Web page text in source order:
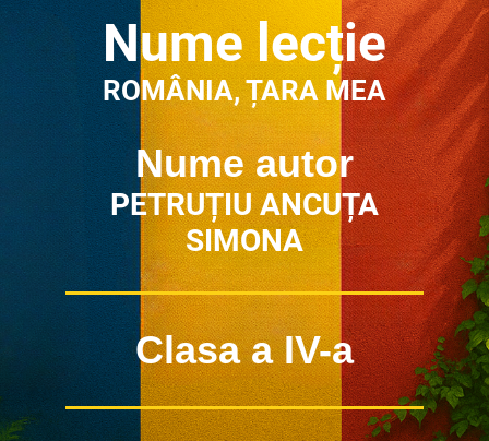
Nume lecție
ROMÂNIA, ȚARA MEA
Nume autor
PETRUȚIU ANCUȚA
SIMONA
Clasa a IV-a